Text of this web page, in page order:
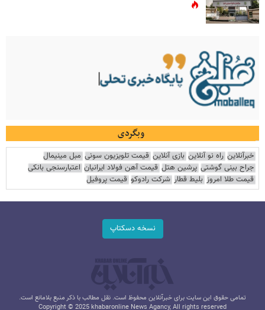
وبگردی
خبرآنلاین راه نو آنلاین بازی آنلاین قیمت تلویزیون سونی مبل مینیمال
جراح بینی گوشتی پرشین هتل قیمت آهن فولاد ایرانیان اعتبارسنجی بانکی
قیمت طلا امروز بلیط قطار شرکت رادوکو قیمت پروفیل
نسخه دسکتاپ
تمامی حقوق این سایت برای خبرآنلاین محفوظ است. نقل مطالب با ذکر منبع بلامانع است.
Copyright © 2025 khabaronline News Agancy, All rights reserved